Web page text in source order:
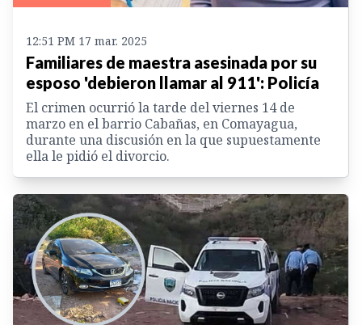
12:51 PM 17 mar. 2025
Familiares de maestra asesinada por su
esposo 'debieron llamar al 911': Policía
El crimen ocurrió la tarde del viernes 14 de
marzo en el barrio Cabañas, en Comayagua,
durante una discusión en la que supuestamente
ella le pidió el divorcio.